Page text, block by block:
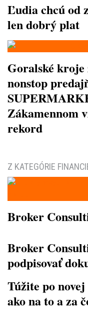
Ľudia chcú od
len dobrý plat
Goralské
nonstop
Zákamennom
rekord
Z KATEGÓRIE
Broker
Broker
podpisovať
Túžite po
ako na to a za